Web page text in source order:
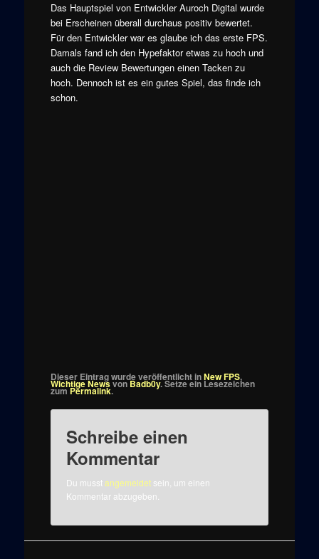
Das Hauptspiel von Entwickler Auroch Digital wurde
bei Erscheinen überall durchaus positiv bewertet.
Für den Entwickler war es glaube ich das erste FPS.
Damals fand ich den Hypefaktor etwas zu hoch und
auch die Review Bewertungen einen Tacken zu
hoch. Dennoch ist es ein gutes Spiel, das finde ich
schon.
Dieser Eintrag wurde veröffentlicht inNew FPS,
Wichtige NewsvonBadb0y. Setze ein Lesezeichen
zumPermalink.
Schreibe einen
Kommentar
Du musstangemeldetsein, um einen
Kommentar abzugeben.